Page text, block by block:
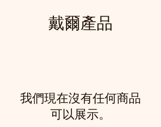
戴爾產品
我們現在沒有任何商品
可以展示。